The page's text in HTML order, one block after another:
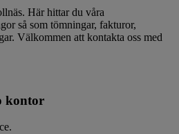
Här hittar du våra
så som tömningar, fakturor,
Välkommen att kontakta oss med
kontor